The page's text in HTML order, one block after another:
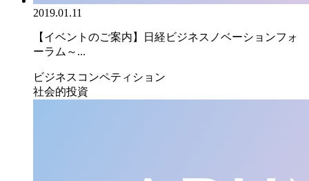
2019.01.11
【イベントのご案内】日経ビジネスノベーションフォ
ーラム～...
ビジネスコンペティション
社会的投資